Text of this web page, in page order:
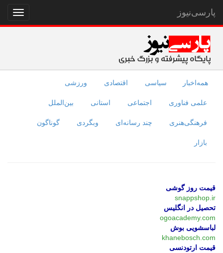
نمایش
منو
پارسی‌نیوز
همه‌اخبار سیاسی اقتصادی ورزشی
علمی فناوری اجتماعی استانی بین‌الملل
فرهنگی‌هنری چند رسانه‌ای وبگردی گوناگون
بازار
قیمت روز گوشی
snappshop.ir
تحصیل در انگلیس
ogoacademy.com
لباسشویی بوش
khanebosch.com
قیمت ارتودنسی